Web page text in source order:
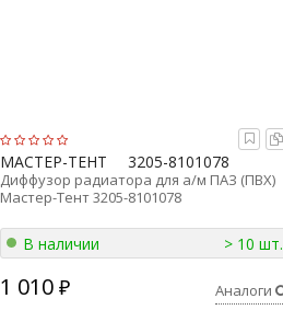
МАСТЕР-ТЕНТ 3205-8101078
Диффузор радиатора для а/м ПАЗ (ПВХ)
Мастер-Тент 3205-8101078
В наличии > 10 шт.
1 010 ₽ Аналоги